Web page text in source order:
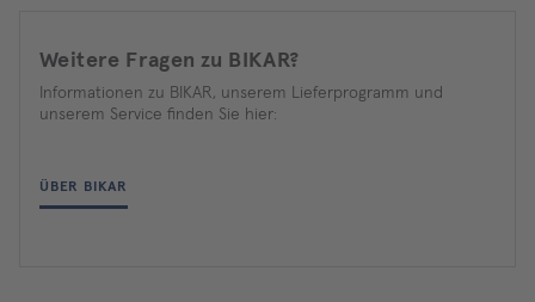
Weitere Fragen zu BIKAR?
Informationen zu BIKAR, unserem Lieferprogramm und
unserem Service finden Sie hier:
ÜBER BIKAR